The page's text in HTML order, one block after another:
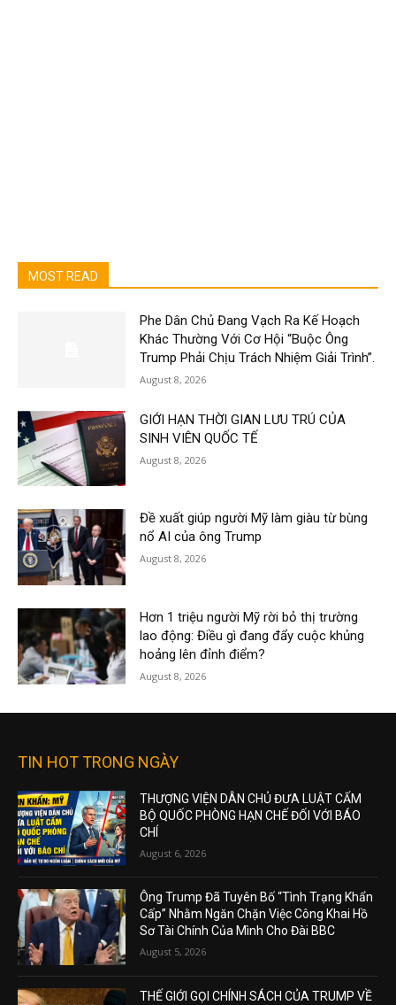
MOST READ
Phe Dân Chủ Đang Vạch Ra Kế Hoạch
Khác Thường Với Cơ Hội “Buộc Ông
Trump Phải Chịu Trách Nhiệm Giải Trình”.
August 8, 2026
GIỚI HẠN THỜI GIAN LƯU TRÚ CỦA
SINH VIÊN QUỐC TẾ
August 8, 2026
Đề xuất giúp người Mỹ làm giàu từ bùng
nổ AI của ông Trump
August 8, 2026
Hơn 1 triệu người Mỹ rời bỏ thị trường
lao động: Điều gì đang đẩy cuộc khủng
hoảng lên đỉnh điểm?
August 8, 2026
TIN HOT TRONG NGÀY
THƯỢNG VIỆN DÂN CHỦ ĐƯA LUẬT CẤM
BỘ QUỐC PHÒNG HẠN CHẾ ĐỐI VỚI BÁO
CHÍ
August 6, 2026
Ông Trump Đã Tuyên Bố “Tình Trạng Khẩn
Cấp” Nhằm Ngăn Chặn Việc Công Khai Hồ
Sơ Tài Chính Của Mình Cho Đài BBC
August 5, 2026
THẾ GIỚI GỌI CHÍNH SÁCH CỦA TRUMP VỀ